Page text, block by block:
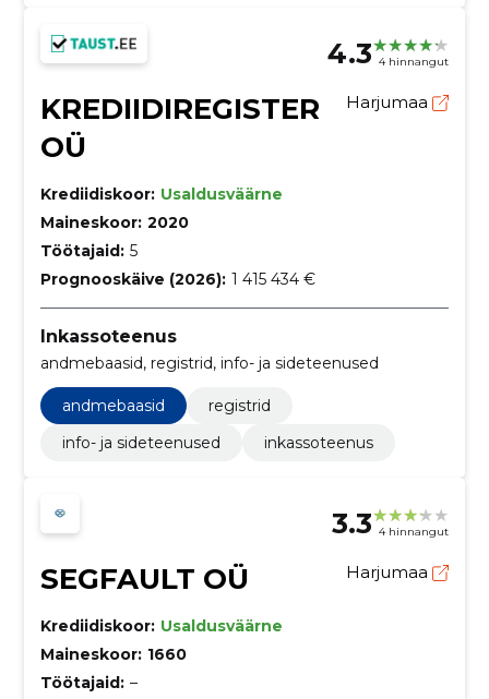
4.3 4 hinnangut
KREDIIDIREGISTER
OÜ
Harjumaa
Krediidiskoor: Usaldusväärne
Maineskoor: 2020
Töötajaid: 5
Prognooskäive (2026): 1 415 434 €
Inkassoteenus
andmebaasid, registrid, info- ja sideteenused
andmebaasid
registrid
info- ja sideteenused
inkassoteenus
3.3 4 hinnangut
SEGFAULT OÜ Harjumaa
Krediidiskoor: Usaldusväärne
Maineskoor: 1660
Töötajaid: –